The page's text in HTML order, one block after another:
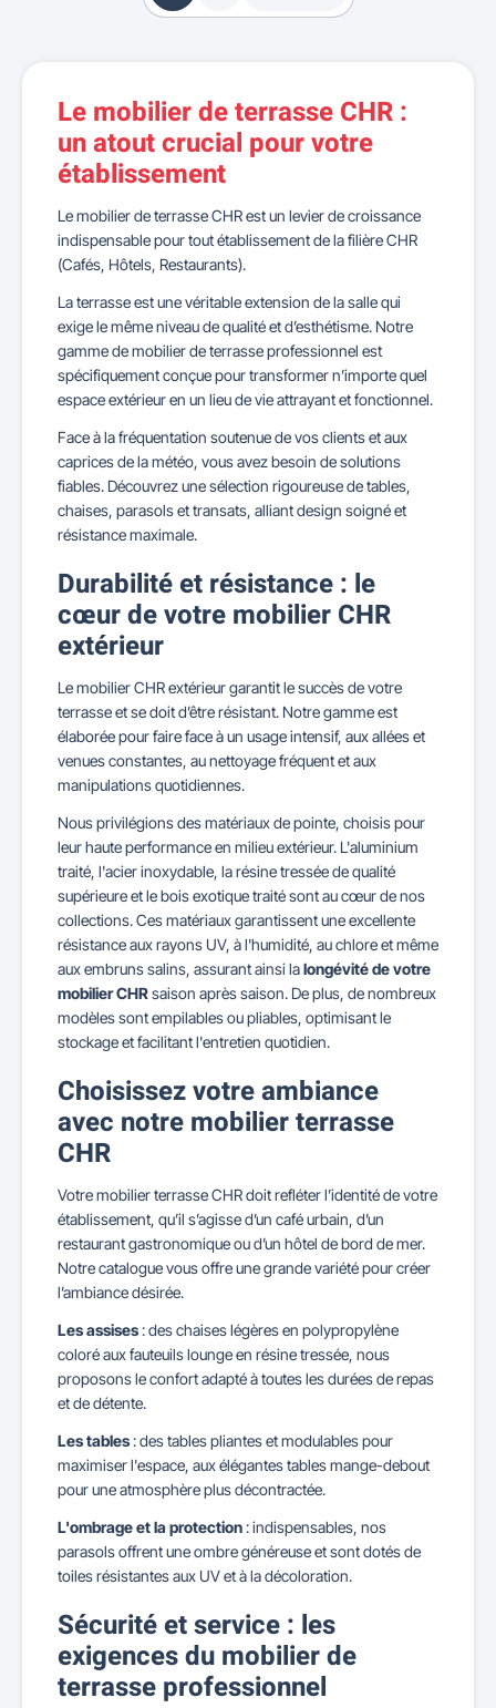
Le mobilier de terrasse CHR :
un atout crucial pour votre
établissement
Le mobilier de terrasse CHR est un levier de croissance
indispensable pour tout établissement de la filière CHR
(Cafés, Hôtels, Restaurants).
La terrasse est une véritable extension de la salle qui
exige le même niveau de qualité et d’esthétisme. Notre
gamme de mobilier de terrasse professionnel est
spécifiquement conçue pour transformer n’importe quel
espace extérieur en un lieu de vie attrayant et fonctionnel.
Face à la fréquentation soutenue de vos clients et aux
caprices de la météo, vous avez besoin de solutions
fiables. Découvrez une sélection rigoureuse de tables,
chaises, parasols et transats, alliant design soigné et
résistance maximale.
Durabilité et résistance : le
cœur de votre mobilier CHR
extérieur
Le mobilier CHR extérieur garantit le succès de votre
terrasse et se doit d’être résistant. Notre gamme est
élaborée pour faire face à un usage intensif, aux allées et
venues constantes, au nettoyage fréquent et aux
manipulations quotidiennes.
Nous privilégions des matériaux de pointe, choisis pour
leur haute performance en milieu extérieur. L'aluminium
traité, l'acier inoxydable, la résine tressée de qualité
supérieure et le bois exotique traité sont au cœur de nos
collections. Ces matériaux garantissent une excellente
résistance aux rayons UV, à l'humidité, au chlore et même
aux embruns salins, assurant ainsi lalongévité de votre
mobilier CHRsaison après saison. De plus, de nombreux
modèles sont empilables ou pliables, optimisant le
stockage et facilitant l'entretien quotidien.
Choisissez votre ambiance
avec notre mobilier terrasse
CHR
Votre mobilier terrasse CHR doit refléter l’identité de votre
établissement, qu’il s’agisse d’un café urbain, d’un
restaurant gastronomique ou d’un hôtel de bord de mer.
Notre catalogue vous offre une grande variété pour créer
l’ambiance désirée.
Les assises: des chaises légères en polypropylène
coloré aux fauteuils lounge en résine tressée, nous
proposons le confort adapté à toutes les durées de repas
et de détente.
Les tables: des tables pliantes et modulables pour
maximiser l'espace, aux élégantes tables mange-debout
pour une atmosphère plus décontractée.
L'ombrage et la protection: indispensables, nos
parasols offrent une ombre généreuse et sont dotés de
toiles résistantes aux UV et à la décoloration.
Sécurité et service : les
exigences du mobilier de
terrasse professionnel